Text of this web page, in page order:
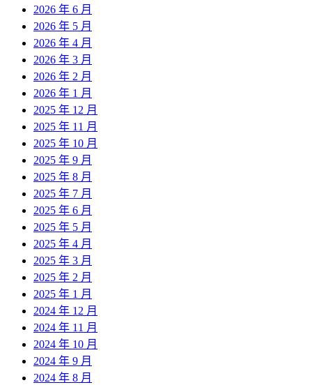
2026 年 6 月
2026 年 5 月
2026 年 4 月
2026 年 3 月
2026 年 2 月
2026 年 1 月
2025 年 12 月
2025 年 11 月
2025 年 10 月
2025 年 9 月
2025 年 8 月
2025 年 7 月
2025 年 6 月
2025 年 5 月
2025 年 4 月
2025 年 3 月
2025 年 2 月
2025 年 1 月
2024 年 12 月
2024 年 11 月
2024 年 10 月
2024 年 9 月
2024 年 8 月